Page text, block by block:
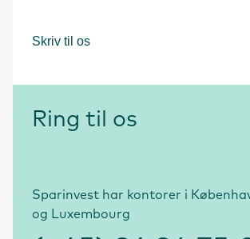
Skriv til os
Ring til os
Sparinvest har kontorer i
og Luxembourg